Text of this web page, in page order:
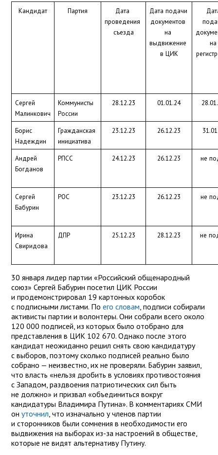
Кандидат Партия
Дата
проведения
съезда
Дата подачи
документов
на
выдвижение
в ЦИК
на
Сергей
Малинкович
Коммунисты
России
28.12.23 01.01.24
Борис
Надеждин
Гражданская
инициатива
23.12.23 26.12.23
Андрей
Богданов
РПСС 24.12.23 26.12.23 не
Сергей
Бабурин
РОС 23.12.23 26.12.23 не
Ирина
Свиридова
ДПР 25.12.23 28.12.23 не
30 января лидер партии «Российский общенародный
союз» Сергей Бабурин посетил ЦИК России
и продемонстрировал 19 картонных коробок
с подписными листами. По его словам, подписи собирали
активисты партии и волонтеры. Они собрали всего около
120 000 подписей, из которых было отобрано для
представления в ЦИК 102 670. Однако после этого
кандидат неожиданно решил снять свою кандидатуру
с выборов, поэтому сколько подписей реально было
собрано — неизвестно, их не проверяли. Бабурин заявил,
что власть «нельзя дробить в условиях противостояния
с Западом, раздвоения патриотических сил быть
не должно» и призвал «объединиться вокруг
кандидатуры Владимира Путина». В комментариях СМИ
он уточнил, что изначально у членов партии
и сторонников были сомнения в необходимости его
выдвижения на выборах из-за настроений в обществе,
которые не видят альтернативу Путину.